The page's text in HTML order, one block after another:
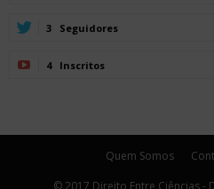
3 Seguidores
4 Inscritos
Quem Somos